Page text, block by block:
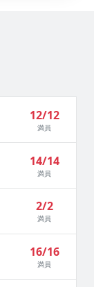
12/12
満員
14/14
満員
2/2
満員
16/16
満員